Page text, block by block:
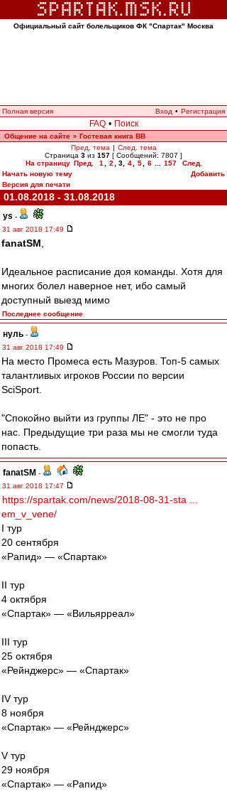
Официальный сайт болельщиков ФК "Спартак" Москва
Полная версия Вход • Регистрация
FAQ • Поиск
Общение на сайте » Гостевая книга ВВ
Пред. тема | След. тема
Страница 3 из 157 [ Сообщений: 7807 ]
На страницу Пред. 1 2 3, 4 5 6 157
След.
Начать новую тему
Добавить
Версия для печати
01.08.2018 - 31.08.2018
ys -
31 авг 2018 17:49
fanatSM
Идеальное расписание доя команды. Хотя для
многих болел наверное нет, ибо самый
доступный выезд мимо
Последнее сообщение
нуль -
31 авг 2018 17:49
На место Промеса есть Мазуров. Топ-5 самых
талантливых игроков России по версии
SciSport.
"Спокойно выйти из группы ЛЕ" - это не про
нас. Предыдущие три раза мы не смогли туда
попасть.
fanatSM -
31 авг 2018 17:47
https://spartak.com/news/2018-08-31-sta ...
em_v_vene/
I тур
20 сентября
«Рапид» — «Спартак»
II тур
4 октября
«Спартак» — «Вильярреал»
III тур
25 октября
«Рейнджерс» — «Спартак»
IV тур
8 ноября
«Спартак» — «Рейнджерс»
V тур
29 ноября
«Спартак» — «Рапид»